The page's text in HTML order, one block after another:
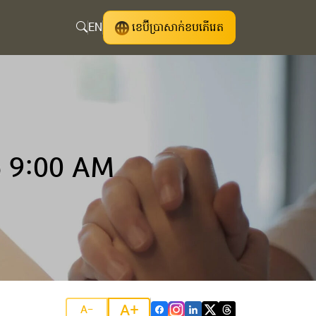
EN ខេប៊ីប្រាសាក់ខបភើរេត
9:00 AM
A- A+